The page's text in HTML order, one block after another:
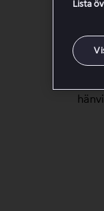
(till
Lista